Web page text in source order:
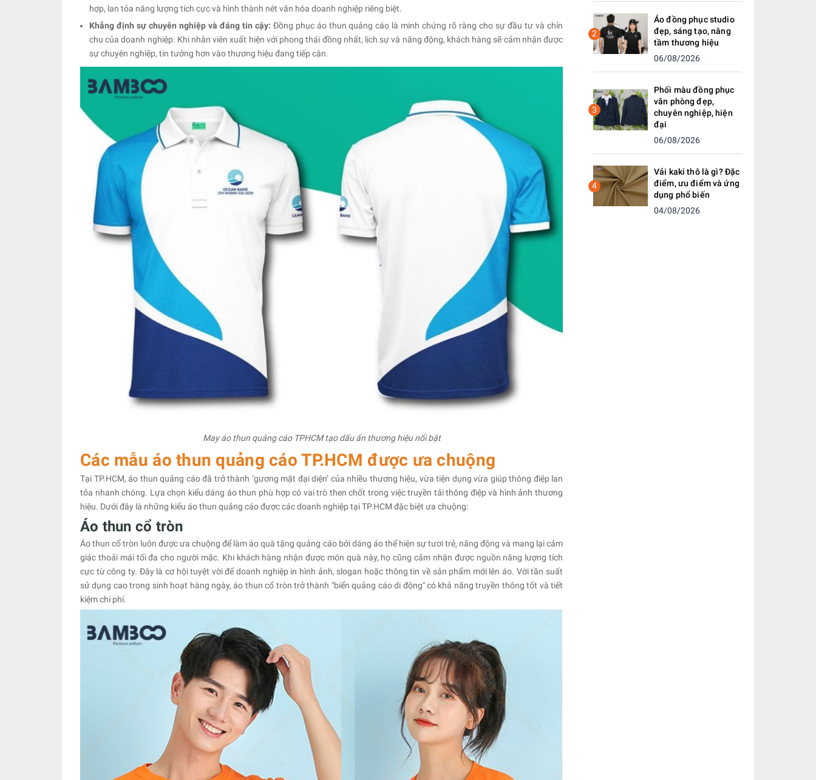
hợp, lan tỏa năng lượng tích cực và hình thành nét văn hóa doanh nghiệp riêng biệt.
Khẳng định sự chuyên nghiệp và đáng tin cậy: Đồng phục áo thun quảng cáo là minh chứng rõ ràng cho sự đầu tư và chỉn
chu của doanh nghiệp. Khi nhân viên xuất hiện với phong thái đồng nhất, lịch sự và năng động, khách hàng sẽ cảm nhận được
sự chuyên nghiệp, tin tưởng hơn vào thương hiệu đang tiếp cận.
May áo thun quảng cáo TPHCM tạo dấu ấn thương hiệu nổi bật
Các mẫu áo thun quảng cáo TP.HCM được ưa chuộng
Tại TP.HCM, áo thun quảng cáo đã trở thành ‘gương mặt đại diện’ của nhiều thương hiệu, vừa tiện dụng vừa giúp thông điệp lan
tỏa nhanh chóng. Lựa chọn kiểu dáng áo thun phù hợp có vai trò then chốt trong việc truyền tải thông điệp và hình ảnh thương
hiệu. Dưới đây là những kiểu áo thun quảng cáo được các doanh nghiệp tại TP.HCM đặc biệt ưa chuộng:
Áo thun cổ tròn
Áo thun cổ tròn luôn được ưa chuộng để làm áo quà tặng quảng cáo bởi dáng áo thể hiện sự tươi trẻ, năng động và mang lại cảm
giác thoải mái tối đa cho người mặc. Khi khách hàng nhận được món quà này, họ cũng cảm nhận được nguồn năng lượng tích
cực từ công ty. Đây là cơ hội tuyệt vời để doanh nghiệp in hình ảnh, slogan hoặc thông tin về sản phẩm mới lên áo. Với tần suất
sử dụng cao trong sinh hoạt hàng ngày, áo thun cổ tròn trở thành "biển quảng cáo di động" có khả năng truyền thông tốt và tiết
kiệm chi phí.
2
Áo đồng phục studio
đẹp, sáng tạo, nâng
tầm thương hiệu
06/08/2026
3
Phối màu đồng phục
văn phòng đẹp,
chuyên nghiệp, hiện
đại
06/08/2026
4
Vải kaki thô là gì? Đặc
điểm, ưu điểm và ứng
dụng phổ biến
04/08/2026